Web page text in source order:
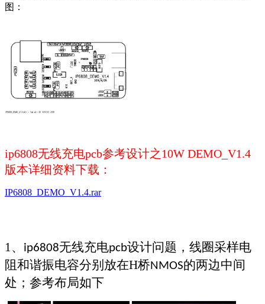
图：
ip6808无线充电pcb参考设计之10W DEMO_V1.4
版本详细资料下载：
IP6808_DEMO_V1.4.rar
1 、 ip6808无线充电pcb设计问题， 线圈采样电
阻和谐振电容分别放在H桥NMOS的两边中间
处；参考布局如下